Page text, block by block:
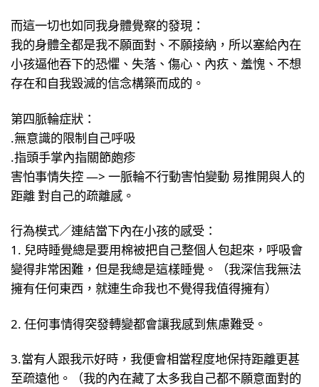
而這一切也如同我身體覺察的發現：
我的身體全都是我不願面對、不願接納，所以塞給內在
小孩逼他吞下的恐懼、失落、傷心、內疚、羞愧、不想
存在和自我毀滅的信念構築而成的。
第四脈輪症狀：
.無意識的限制自己呼吸
.指頭手掌內指關節皰疹
害怕事情失控 —> 一脈輪不行動害怕變動 易推開與人的
距離 對自己的疏離感。
行為模式／連結當下內在小孩的感受：
1. 兒時睡覺總是要用棉被把自己整個人包起來，呼吸會
變得非常困難，但是我總是這樣睡覺。（我深信我無法
擁有任何東西，就連生命我也不覺得我值得擁有）
2. 任何事情得突發轉變都會讓我感到焦慮難受。
3.當有人跟我示好時，我便會相當程度地保持距離更甚
至疏遠他。（我的內在藏了太多我自己都不願意面對的